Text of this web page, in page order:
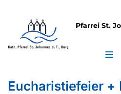
Pfarrei St.
Eucharistiefeier +